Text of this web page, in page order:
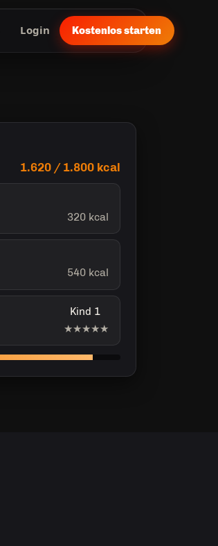
Login Kostenlos starten
1.620 / 1.800 kcal
320 kcal
540 kcal
Kind 1
★★★★★